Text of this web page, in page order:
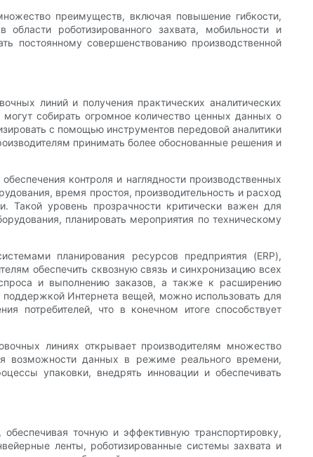
преимуществ, включая повышение гибкости,
роботизированного захвата, мобильности и
постоянному совершенствованию производственной
линий и получения практических аналитических
собирать огромное количество ценных данных о
с помощью инструментов передовой аналитики
принимать более обоснованные решения и
контроля и наглядности производственных
время простоя, производительность и расход
Такой уровень прозрачности критически важен для
планировать мероприятия по техническому
планирования ресурсов предприятия (ERP),
обеспечить сквозную связь и синхронизацию всех
и выполнению заказов, а также к расширению
Интернета вещей, можно использовать для
потребителей, что в конечном итоге способствует
линиях открывает производителям множество
возможности данных в режиме реального времени,
упаковки, внедрять инновации и обеспечивать
точную и эффективную транспортировку,
ленты, роботизированные системы захвата и